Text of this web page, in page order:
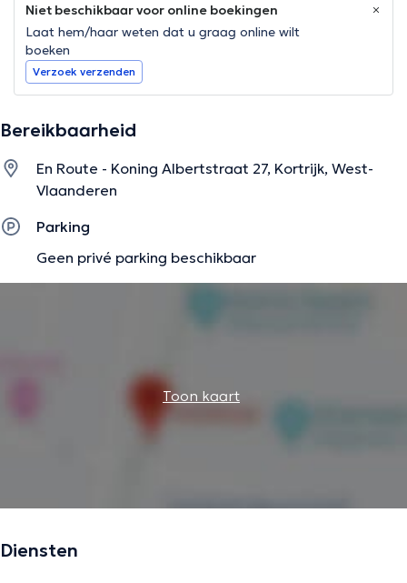
Niet beschikbaar voor online boekingen
Laat hem/haar weten dat u graag online wilt
boeken
Verzoek verzenden
Bereikbaarheid
En Route - Koning Albertstraat 27, Kortrijk, West-
Vlaanderen
Parking
Geen privé parking beschikbaar
Toon kaart
Diensten